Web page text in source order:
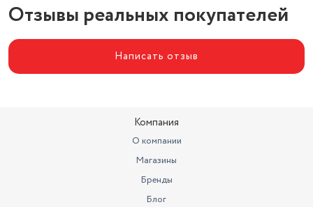
Платформа
Master ДА-12
Отзывы реальных покупателей
Написать отзыв
Компания
О компании
Магазины
Бренды
Блог